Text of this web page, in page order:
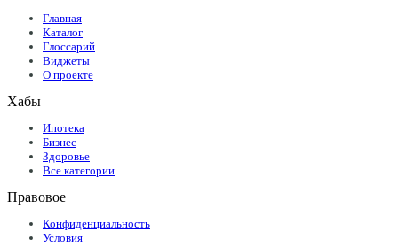
Главная
Каталог
Глоссарий
Виджеты
О проекте
Хабы
Ипотека
Бизнес
Здоровье
Все категории
Правовое
Конфиденциальность
Условия